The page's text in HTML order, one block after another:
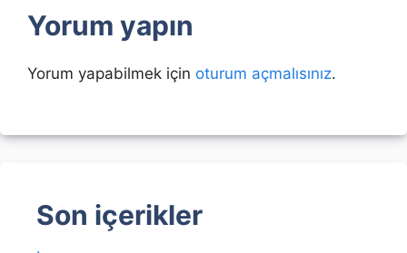
Yorum yapın
Yorum yapabilmek için oturum açmalısınız.
Son içerikler